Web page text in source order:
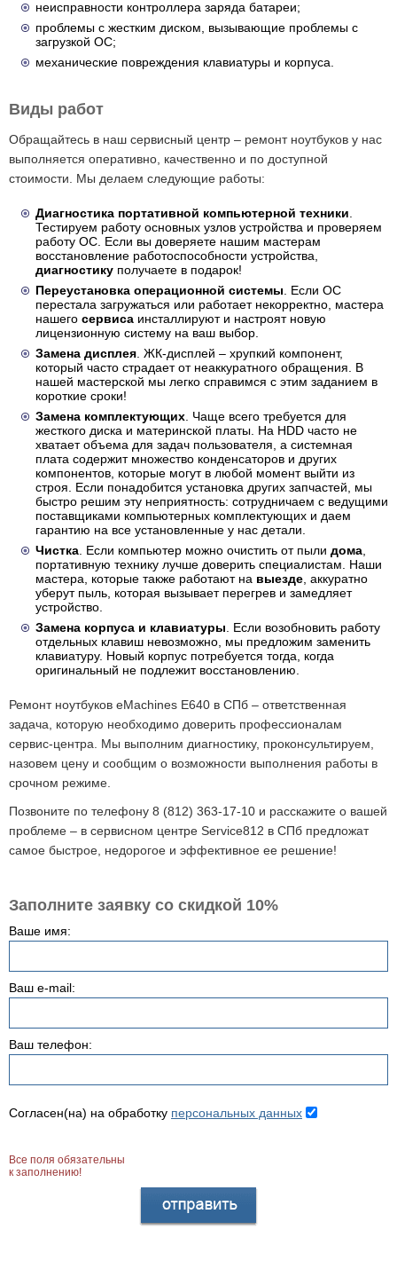
неисправности контроллера заряда батареи;
проблемы с жестким диском, вызывающие проблемы с
загрузкой ОС;
механические повреждения клавиатуры и корпуса.
Виды работ
Обращайтесь в наш сервисный центр – ремонт ноутбуков у нас
выполняется оперативно, качественно и по доступной
стоимости. Мы делаем следующие работы:
Диагностика портативной компьютерной техники
Тестируем работу основных узлов устройства и проверяем
работу ОС. Если вы доверяете нашим мастерам
восстановление работоспособности устройства,
диагностику получаете в подарок!
Переустановка операционной системы . Если ОС
перестала загружаться или работает некорректно, мастера
нашего сервиса инсталлируют и настроят новую
лицензионную систему на ваш выбор.
Замена дисплея . ЖК-дисплей – хрупкий компонент,
который часто страдает от неаккуратного обращения. В
нашей мастерской мы легко справимся с этим заданием в
короткие сроки!
Замена комплектующих . Чаще всего требуется для
жесткого диска и материнской платы. На HDD часто не
хватает объема для задач пользователя, а системная
плата содержит множество конденсаторов и других
компонентов, которые могут в любой момент выйти из
строя. Если понадобится установка других запчастей, мы
быстро решим эту неприятность: сотрудничаем с ведущими
поставщиками компьютерных комплектующих и даем
гарантию на все установленные у нас детали.
Чистка . Если компьютер можно очистить от пыли дома
портативную технику лучше доверить специалистам. Наши
мастера, которые также работают на выезде , аккуратно
уберут пыль, которая вызывает перегрев и замедляет
устройство.
Замена корпуса и клавиатуры . Если возобновить работу
отдельных клавиш невозможно, мы предложим заменить
клавиатуру. Новый корпус потребуется тогда, когда
оригинальный не подлежит восстановлению.
Ремонт ноутбуков eMachines E640 в СПб – ответственная
задача, которую необходимо доверить профессионалам
сервис-центра. Мы выполним диагностику, проконсультируем,
назовем цену и сообщим о возможности выполнения работы в
срочном режиме.
Позвоните по телефону 8 (812) 363-17-10 и расскажите о вашей
проблеме – в сервисном центре Service812 в СПб предложат
самое быстрое, недорогое и эффективное ее решение!
Заполните заявку со скидкой 10%
Ваше имя:
Ваш e-mail:
Ваш телефон:
Согласен(на) на обработку персональных данных
Все поля обязательны
к заполнению!